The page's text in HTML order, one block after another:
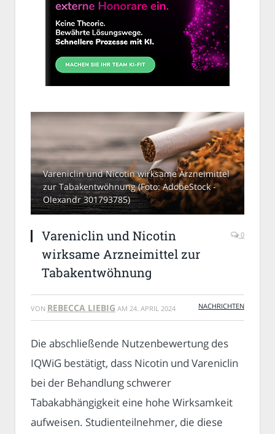
Vareniclin und Nicotin wirksame Arzneimittel
zur Tabakentwöhnung (Foto: AdobeStock -
Olexandr 301793785)
Vareniclin und Nicotin
wirksame Arzneimittel zur
Tabakentwöhnung
0
VON REBECCA LIEBIG AM 24. APRIL 2024 NACHRICHTEN
Die abschließende Nutzenbewertung des
IQWiG bestätigt, dass Nicotin und Vareniclin
bei der Behandlung schwerer
Tabakabhängigkeit eine hohe Wirksamkeit
aufweisen. Studienteilnehmer, die diese